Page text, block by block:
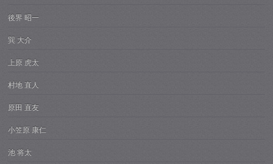
後界 昭一
巽 大介
上原 虎太
村地 直人
原田 直友
小笠原 康仁
池 将太